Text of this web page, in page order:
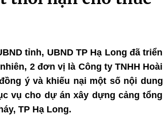
tỉnh, UBND TP Hạ Long đã triển
2 đơn vị là Công ty TNHH Hoài
ý và khiếu nại một số nội dung
vụ cho dự án xây dựng cảng tổng
TP Hạ Long.